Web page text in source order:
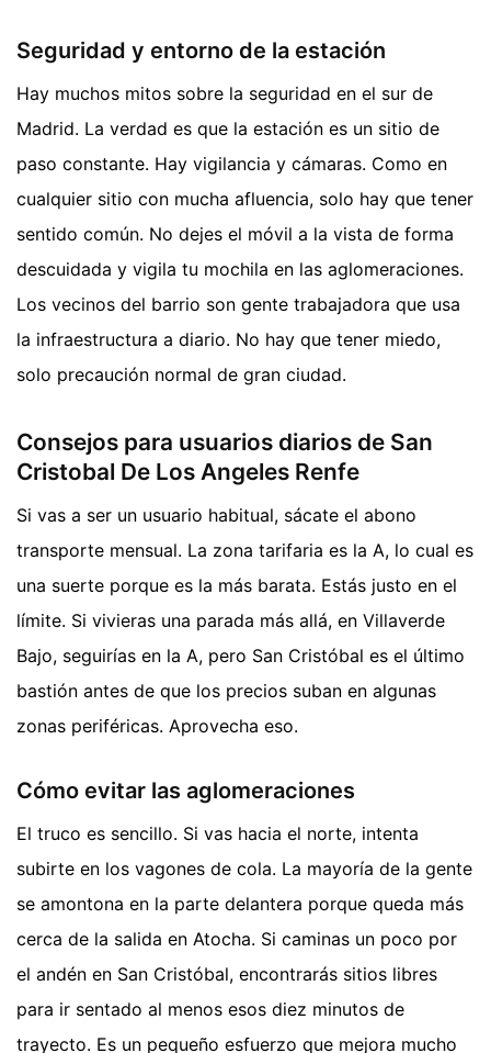
Seguridad y entorno de la estación
Hay muchos mitos sobre la seguridad en el sur de
Madrid. La verdad es que la estación es un sitio de
paso constante. Hay vigilancia y cámaras. Como en
cualquier sitio con mucha afluencia, solo hay que tener
sentido común. No dejes el móvil a la vista de forma
descuidada y vigila tu mochila en las aglomeraciones.
Los vecinos del barrio son gente trabajadora que usa
la infraestructura a diario. No hay que tener miedo,
solo precaución normal de gran ciudad.
Consejos para usuarios diarios de San
Cristobal De Los Angeles Renfe
Si vas a ser un usuario habitual, sácate el abono
transporte mensual. La zona tarifaria es la A, lo cual es
una suerte porque es la más barata. Estás justo en el
límite. Si vivieras una parada más allá, en Villaverde
Bajo, seguirías en la A, pero San Cristóbal es el último
bastión antes de que los precios suban en algunas
zonas periféricas. Aprovecha eso.
Cómo evitar las aglomeraciones
El truco es sencillo. Si vas hacia el norte, intenta
subirte en los vagones de cola. La mayoría de la gente
se amontona en la parte delantera porque queda más
cerca de la salida en Atocha. Si caminas un poco por
el andén en San Cristóbal, encontrarás sitios libres
para ir sentado al menos esos diez minutos de
trayecto. Es un pequeño esfuerzo que mejora mucho